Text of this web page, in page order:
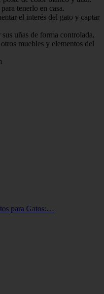
tenerlo en casa.
el interés del gato y captar
uñas de forma controlada,
muebles y elementos del
para Gatos:…